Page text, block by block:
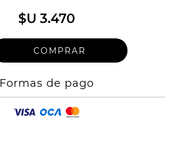
$U 3.470
Formas de pago